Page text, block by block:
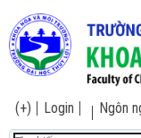
(+) Login Ngôn